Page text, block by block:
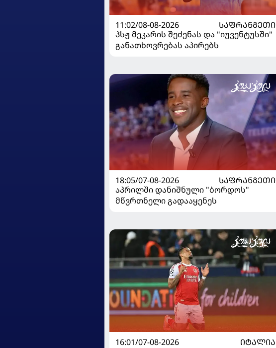
11:02/08-08-2026
ᲡᲐᲤᲠᲐᲜᲒᲔᲗᲘ
პსჟ მეკარის შეძენას და "იუვენტუსში"
განათხოვრებას აპირებს
18:05/07-08-2026
ᲡᲐᲤᲠᲐᲜᲒᲔᲗᲘ
აპრილში დანიშნული "ბორდოს"
მწვრთნელი გადააყენეს
16:01/07-08-2026
ᲘᲢᲐᲚᲘᲐ